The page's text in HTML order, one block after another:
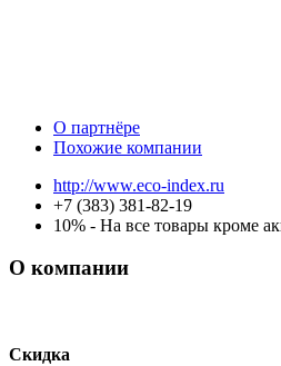
О партнёре
Похожие компании
http://www.eco-index.ru
+7 (383) 381-82-19
10% - На все товары кроме
О компании
Скидка